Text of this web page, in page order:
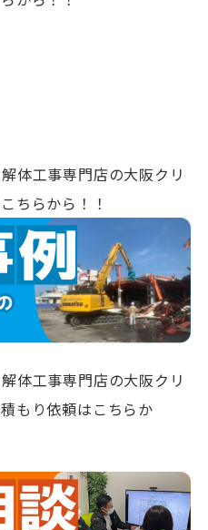
体工事専門店の大阪クリ
ちらから！！
体工事専門店の大阪クリ
もり依頼はこちらか